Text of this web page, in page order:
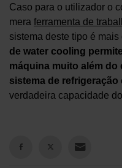
Caso para o utilizador o
mera ferramenta de
sistema deste tipo é
de water cooling
máquina muito além
sistema de refrigeração
verdadeira capacidade